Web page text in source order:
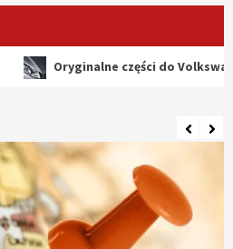
Oryginalne części do Volkswagena –